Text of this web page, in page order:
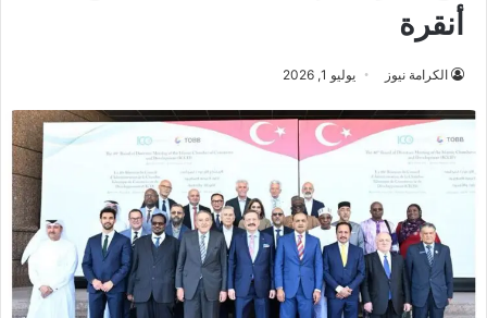
أنقرة
الكرامة نيوز يوليو 1, 2026